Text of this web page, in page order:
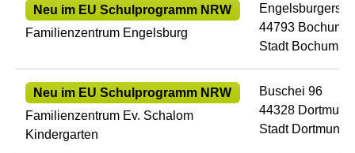
Neu im EU Schulprogramm NRW
Familienzentrum Engelsburg
44793 Bochum
Stadt Bochum
Neu im EU Schulprogramm NRW
Familienzentrum Ev. Schalom
Kindergarten
Buschei 96
44328 Dortmund
Stadt Dortmund